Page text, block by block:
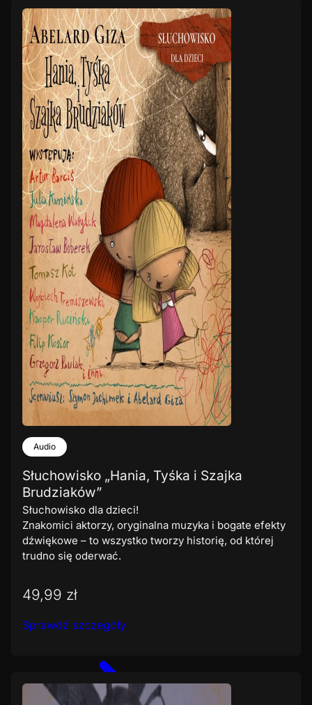
Audio
Słuchowisko „Hania, Tyśka i Szajka
Brudziaków”
Słuchowisko dla dzieci!
Znakomici aktorzy, oryginalna muzyka i bogate efekty
dźwiękowe – to wszystko tworzy historię, od której
trudno się oderwać.
49,99 zł
Sprawdź szczegóły